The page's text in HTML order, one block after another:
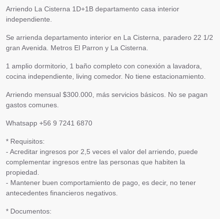
Arriendo La Cisterna 1D+1B departamento casa interior
independiente.
Se arrienda departamento interior en La Cisterna, paradero 22 1/2
gran Avenida. Metros El Parron y La Cisterna.
1 amplio dormitorio, 1 baño completo con conexión a lavadora,
cocina independiente, living comedor. No tiene estacionamiento.
Arriendo mensual $300.000, más servicios básicos. No se pagan
gastos comunes.
Whatsapp +56 9 7241 6870
* Requisitos:
- Acreditar ingresos por 2,5 veces el valor del arriendo, puede
complementar ingresos entre las personas que habiten la
propiedad.
- Mantener buen comportamiento de pago, es decir, no tener
antecedentes financieros negativos.
* Documentos: